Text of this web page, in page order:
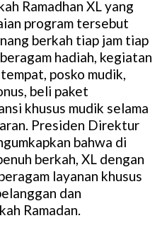
Ramadhan XL yang
program tersebut
berkah tiap jam tiap
hadiah, kegiatan
posko mudik,
beli paket
khusus mudik selama
Presiden Direktur
bahwa di
berkah, XL dengan
layanan khusus
dan
Ramadan.